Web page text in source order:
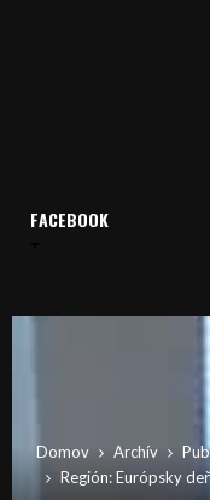
Domov Archív
Región: Európsky
FACEBOOK